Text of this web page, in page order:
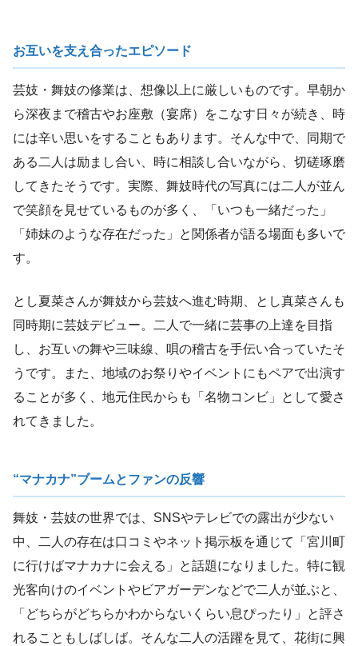
お互いを支え合ったエピソード
芸妓・舞妓の修業は、想像以上に厳しいものです。早朝か
ら深夜まで稽古やお座敷（宴席）をこなす日々が続き、時
には辛い思いをすることもあります。そんな中で、同期で
ある二人は励まし合い、時に相談し合いながら、切磋琢磨
してきたそうです。実際、舞妓時代の写真には二人が並ん
で笑顔を見せているものが多く、「いつも一緒だった」
「姉妹のような存在だった」と関係者が語る場面も多いで
す。
とし夏菜さんが舞妓から芸妓へ進む時期、とし真菜さんも
同時期に芸妓デビュー。二人で一緒に芸事の上達を目指
し、お互いの舞や三味線、唄の稽古を手伝い合っていたそ
うです。また、地域のお祭りやイベントにもペアで出演す
ることが多く、地元住民からも「名物コンビ」として愛さ
れてきました。
“マナカナ”ブームとファンの反響
舞妓・芸妓の世界では、SNSやテレビでの露出が少ない
中、二人の存在は口コミやネット掲示板を通じて「宮川町
に行けばマナカナに会える」と話題になりました。特に観
光客向けのイベントやビアガーデンなどで二人が並ぶと、
「どちらがどちらかわからないくらい息ぴったり」と評さ
れることもしばしば。そんな二人の活躍を見て、花街に興